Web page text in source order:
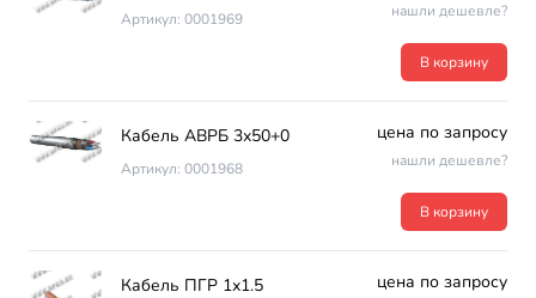
Артикул: 0001969 нашли дешевле?
В корзину
Кабель АВРБ 3х50+0
Артикул: 0001968
цена по запросу
нашли дешевле?
В корзину
Кабель ПГР 1х1.5 цена по запросу